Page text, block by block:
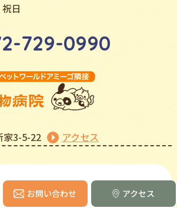
お問い合わせ アクセス
⽇
729-0990
家3-5-22
アクセス
8月